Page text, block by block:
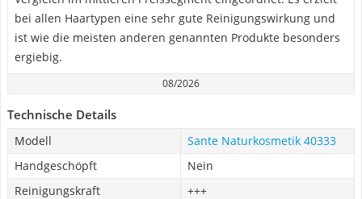
bei allen Haartypen eine sehr gute Reinigungswirkung und
ist wie die meisten anderen genannten Produkte besonders
ergiebig.
08/2026
Technische Details
Modell
Sante Naturkosmetik 40333
Handgeschöpft
Nein
Reinigungskraft
+++